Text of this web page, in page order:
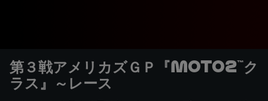
第３戦アメリカズＧＰ『Moto2™ク
ラス』～レース